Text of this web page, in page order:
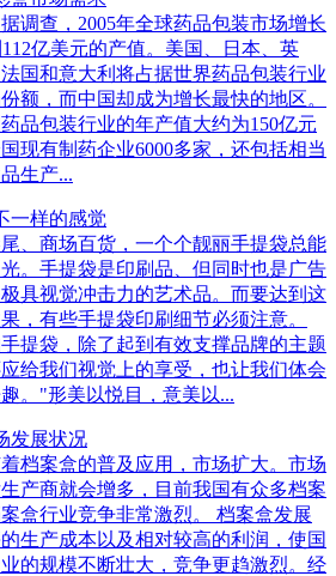
调查，2005年全球药品包装市场增长
亿美元的产值。美国、日本、英
国和意大利将占据世界药品包装行业
额，而中国却成为增长最快的地区。
品包装行业的年产值大约为150亿元
现有制药企业6000多家，还包括相当
生产...
一样的感觉
、商场百货，一个个靓丽手提袋总能
。手提袋是印刷品、但同时也是广告
具视觉冲击力的艺术品。而要达到这
，有些手提袋印刷细节必须注意。
提袋，除了起到有效支撑品牌的主题
给我们视觉上的享受，也让我们体会
。"形美以悦目，意美以...
发展状况
档案盒的普及应用，市场扩大。市场
产商就会增多，目前我国有众多档案
盒行业竞争非常激烈。 档案盒发展
生产成本以及相对较高的利润，使国
的规模不断壮大，竞争更趋激烈。经